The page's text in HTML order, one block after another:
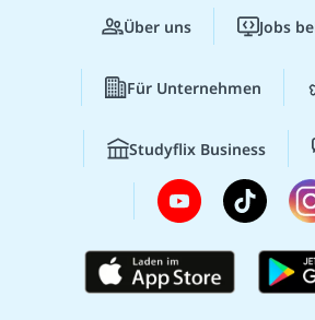
Über uns Jobs
Für Unternehmen
Studyflix Business